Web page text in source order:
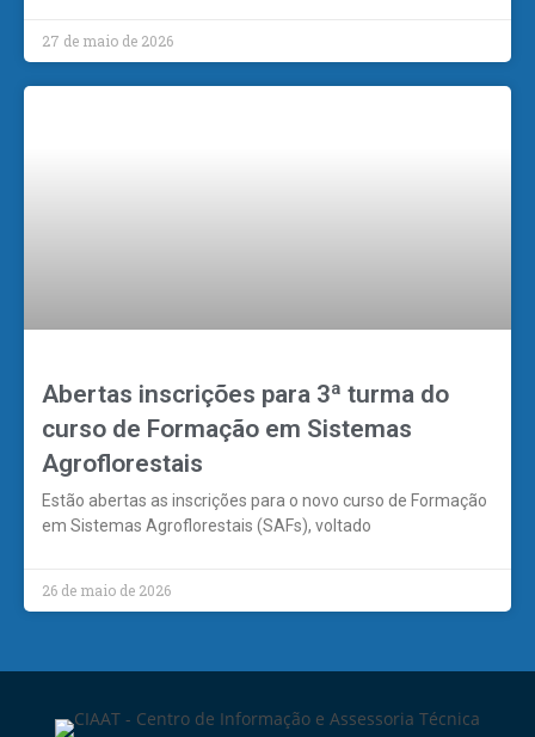
27 de maio de 2026
Abertas inscrições para 3ª turma do
curso de Formação em Sistemas
Agroflorestais
Estão abertas as inscrições para o novo curso de Formação
em Sistemas Agroflorestais (SAFs), voltado
26 de maio de 2026